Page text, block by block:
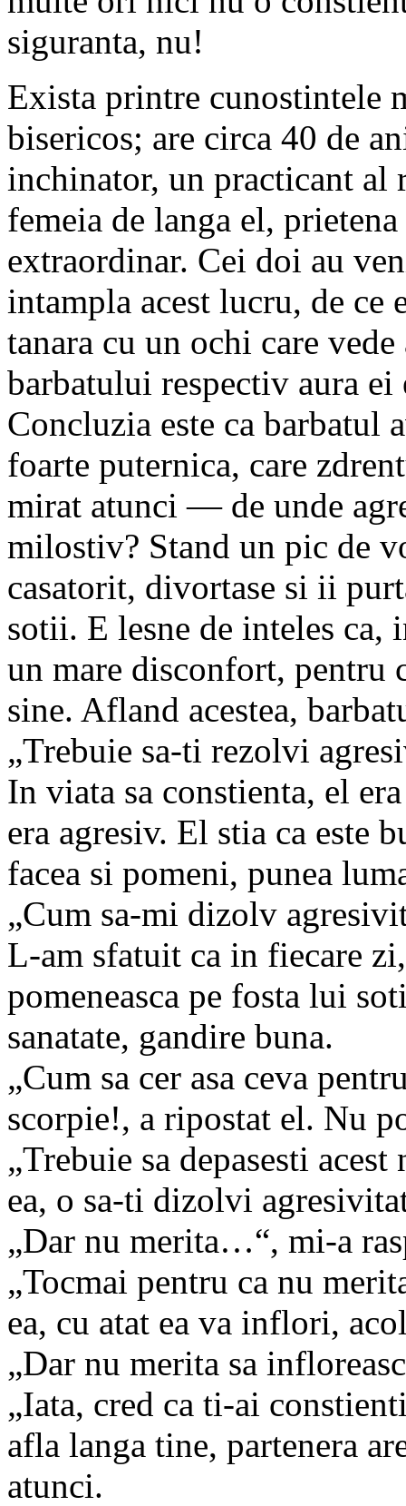
siguranta, nu!
Exista printre cunostintele
bisericos; are circa 40 de
inchinator, un practicant al
femeia de langa el,
extraordinar. Cei doi au
intampla acest lucru, de ce
tanara cu un ochi care
barbatului respectiv aura
Concluzia este ca barbatul
foarte puternica, care
mirat atunci — de unde
milostiv? Stand un pic de
casatorit, divortase si ii
sotii. E lesne de inteles ca,
un mare disconfort, pentru
sine. Afland acestea,
„Trebuie sa-ti rezolvi
In viata sa constienta, el
era agresiv. El stia ca este
facea si pomeni, punea
„Cum sa-mi dizolv
L-am sfatuit ca in fiecare
pomeneasca pe fosta lui
sanatate, gandire buna.
„Cum sa cer asa ceva
scorpie!, a ripostat el. Nu
„Trebuie sa depasesti
ea, o sa-ti dizolvi
„Dar nu merita…“, mi-a
„Tocmai pentru ca nu
ea, cu atat ea va inflori,
„Dar nu merita sa
„Iata, cred ca ti-ai
afla langa tine, partenera
atunci.